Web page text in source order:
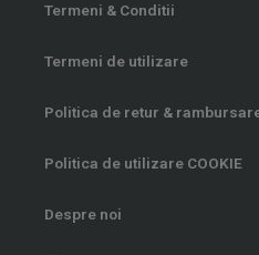
Termeni & Conditii
Termeni de utilizare
Politica de retur &
Politica de utilizare COOKIE
Despre noi